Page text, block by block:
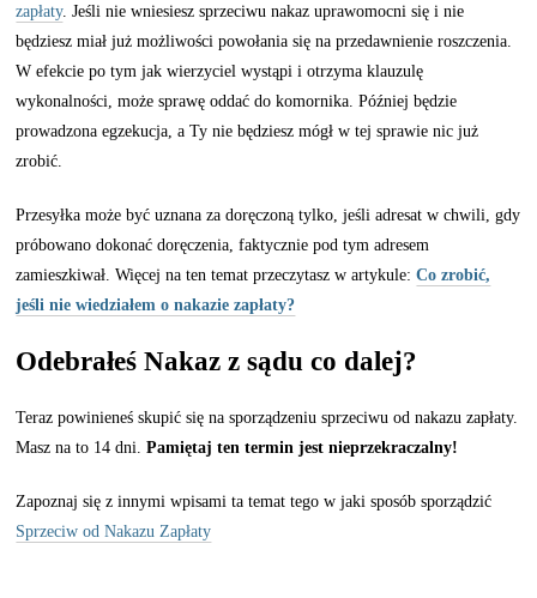
zapłaty. Jeśli nie wniesiesz sprzeciwu nakaz uprawomocni się i nie
będziesz miał już możliwości powołania się na przedawnienie roszczenia.
W efekcie po tym jak wierzyciel wystąpi i otrzyma klauzulę
wykonalności, może sprawę oddać do komornika. Później będzie
prowadzona egzekucja, a Ty nie będziesz mógł w tej sprawie nic już
zrobić.
Przesyłka może być uznana za doręczoną tylko, jeśli adresat w chwili, gdy
próbowano dokonać doręczenia, faktycznie pod tym adresem
zamieszkiwał. Więcej na ten temat przeczytasz w artykule:Co zrobić,
jeśli nie wiedziałem o nakazie zapłaty?
Odebrałeś Nakaz z sądu co dalej?
Teraz powinieneś skupić się na sporządzeniu sprzeciwu od nakazu zapłaty.
Masz na to 14 dni.Pamiętaj ten termin jest nieprzekraczalny!
Zapoznaj się z innymi wpisami ta temat tego w jaki sposób sporządzić
Sprzeciw od Nakazu Zapłaty